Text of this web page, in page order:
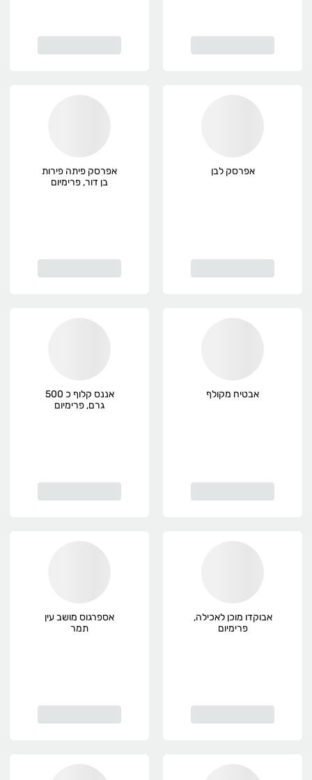
אפרסק לבן
אפרסק פיתה פירות
בן דור, פרימיום
אבטיח מקולף
אננס קלוף כ 500
גרם, פרימיום
אבוקדו מוכן לאכילה,
פרימיום
אספרגוס מושב עין
תמר